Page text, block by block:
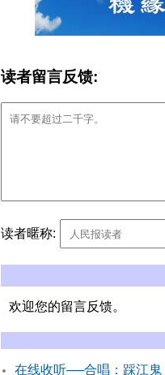
读者留言反馈:
读者暱称:
欢迎您的留言反馈。
在线收听──合唱：踩江鬼